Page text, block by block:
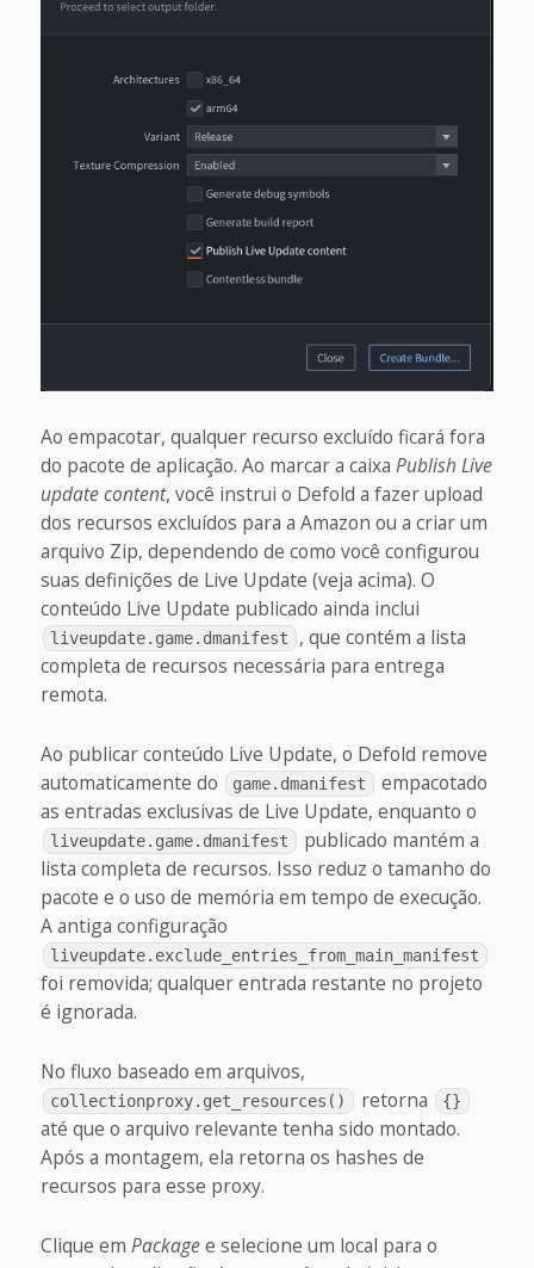
Ao empacotar, qualquer recurso excluído ficará fora
do pacote de aplicação. Ao marcar a caixa Publish Live
update content, você instrui o Defold a fazer upload
dos recursos excluídos para a Amazon ou a criar um
arquivo Zip, dependendo de como você configurou
suas definições de Live Update (veja acima). O
conteúdo Live Update publicado ainda inclui
liveupdate.game.dmanifest
, que contém a lista
completa de recursos necessária para entrega
remota.
Ao publicar conteúdo Live Update, o Defold remove
automaticamente do
game.dmanifest
empacotado
as entradas exclusivas de Live Update, enquanto o
liveupdate.game.dmanifest
publicado mantém a
lista completa de recursos. Isso reduz o tamanho do
pacote e o uso de memória em tempo de execução.
A antiga configuração
liveupdate.exclude_entries_from_main_manifest
foi removida; qualquer entrada restante no projeto
é ignorada.
No fluxo baseado em arquivos,
collectionproxy.get_resources() retorna {}
até que o arquivo relevante tenha sido montado.
Após a montagem, ela retorna os hashes de
recursos para esse proxy.
Clique em Packagee selecione um local para o